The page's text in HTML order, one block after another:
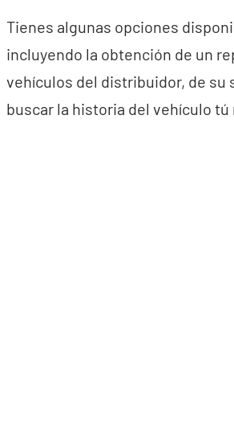
Tienes algunas opciones
incluyendo la obtención de un
vehículos del distribuidor, de su
buscar la historia del vehículo tú